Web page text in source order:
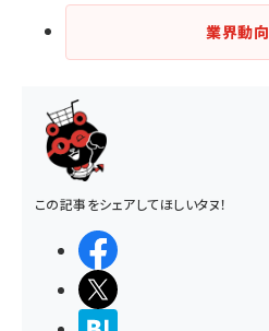
業界動向
この記事をシェアしてほしいタヌ！